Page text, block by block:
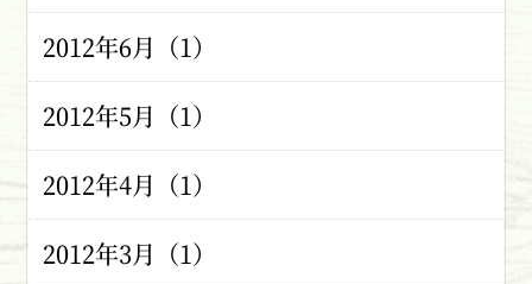
2012年6月（1）
2012年5月（1）
2012年4月（1）
2012年3月（1）